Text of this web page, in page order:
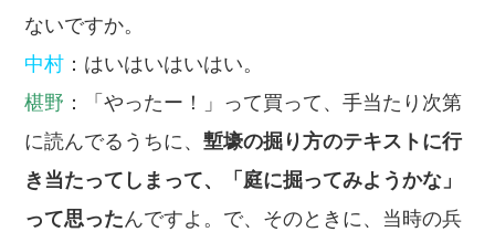
ないですか。
中村 ：はいはいはいはい。
椹野 ：「やったー！」って買って、手当たり次第
に読んでるうちに、塹壕の掘り方のテキストに行
き当たってしまって、「庭に掘ってみようかな」
って思ったんですよ。で、そのときに、当時の兵